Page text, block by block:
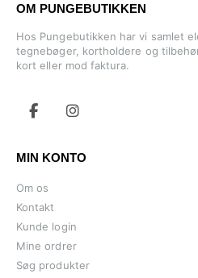
OM PUNGEBUTIKKEN
Hos Pungebutikken har vi samlet
tegnebøger, kortholdere og
kort eller mod faktura.
MIN KONTO
Om os
Kontakt
Kunde login
Mine ordrer
Søg produkter